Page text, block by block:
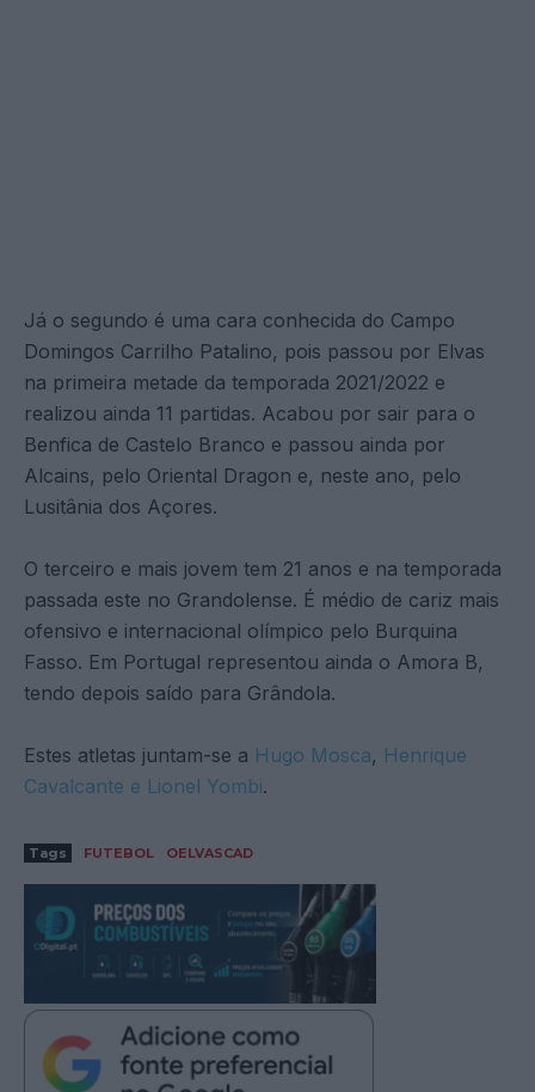
Já o segundo é uma cara conhecida do Campo
Domingos Carrilho Patalino, pois passou por Elvas
na primeira metade da temporada 2021/2022 e
realizou ainda 11 partidas. Acabou por sair para o
Benfica de Castelo Branco e passou ainda por
Alcains, pelo Oriental Dragon e, neste ano, pelo
Lusitânia dos Açores.
O terceiro e mais jovem tem 21 anos e na temporada
passada este no Grandolense. É médio de cariz mais
ofensivo e internacional olímpico pelo Burquina
Fasso. Em Portugal representou ainda o Amora B,
tendo depois saído para Grândola.
Estes atletas juntam-se a Hugo Mosca, Henrique
Cavalcante e Lionel Yombi.
Tags FUTEBOL OELVASCAD